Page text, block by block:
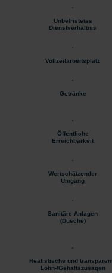
Unbefristetes
Dienstverhältnis
Vollzeitarbeitsplatz
Getränke
Öffentliche
Erreichbarkeit
Wertschätzender
Umgang
Sanitäre Anlagen
(Dusche)
Realistische und
Lohn-/Gehaltszusagen